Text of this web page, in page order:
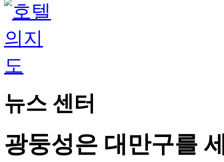
뉴스 센터
광둥성은 대만구를